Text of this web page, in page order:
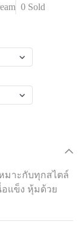
0 Sold
มาะกับทุกสไตล์
อแข็ง หุ้มด้วย